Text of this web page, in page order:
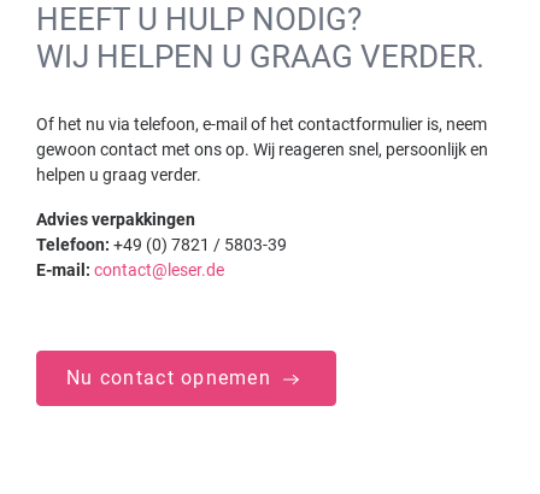
HEEFT U HULP NODIG?
WIJ HELPEN U GRAAG VERDER.
Of het nu via telefoon, e-mail of het contactformulier is, neem
gewoon contact met ons op. Wij reageren snel, persoonlijk en
helpen u graag verder.
Advies verpakkingen
Telefoon: +49 (0) 7821 / 5803-39
E-mail: contact@leser.de
Nu contact opnemen